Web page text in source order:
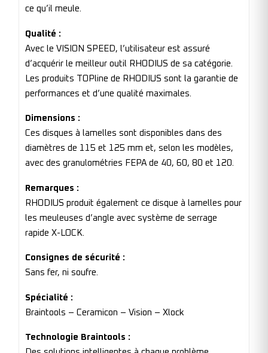
ce qu’il meule.
Qualité :
Avec le VISION SPEED, l’utilisateur est assuré
d’acquérir le meilleur outil RHODIUS de sa catégorie.
Les produits TOPline de RHODIUS sont la garantie de
performances et d’une qualité maximales.
Dimensions :
Ces disques à lamelles sont disponibles dans des
diamètres de 115 et 125 mm et, selon les modèles,
avec des granulométries FEPA de 40, 60, 80 et 120.
Remarques :
RHODIUS produit également ce disque à lamelles pour
les meuleuses d’angle avec système de serrage
rapide X-LOCK.
Consignes de sécurité :
Sans fer, ni soufre.
Spécialité :
Braintools – Ceramicon – Vision – Xlock
Technologie Braintools :